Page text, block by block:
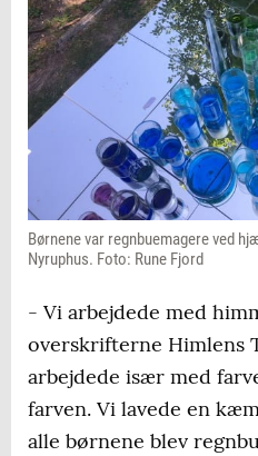
Børnene var regnbuemagere ved
Nyruphus. Foto: Rune Fjord
- Vi arbejdede med
overskrifterne Himlens
arbejdede især med
farven. Vi lavede en
alle børnene blev